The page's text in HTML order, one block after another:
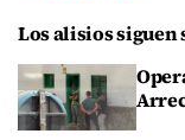
Los alisios siguen